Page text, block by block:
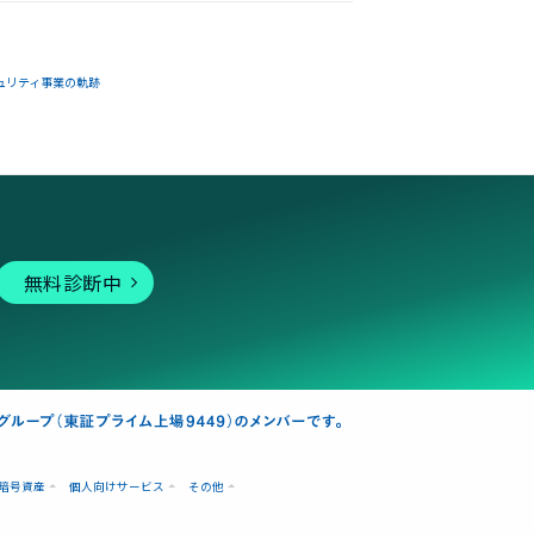
リティ事業の軌跡
無料診断中
号資産 個人向けサービス その他